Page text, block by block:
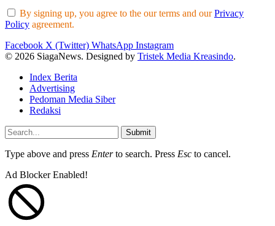
By signing up, you agree to the our terms and ourPrivacy
Policy agreement.
Facebook X (Twitter) WhatsApp Instagram
© 2026 SiagaNews. Designed by Tristek Media Kreasindo.
Index Berita
Advertising
Pedoman Media Siber
Redaksi
Submit
Type above and press Enterto search. Press Esc to cancel.
Ad Blocker Enabled!